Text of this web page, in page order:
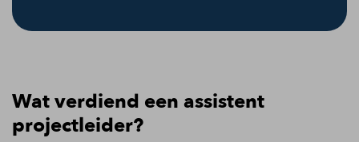
Wat verdiend een assistent
projectleider?